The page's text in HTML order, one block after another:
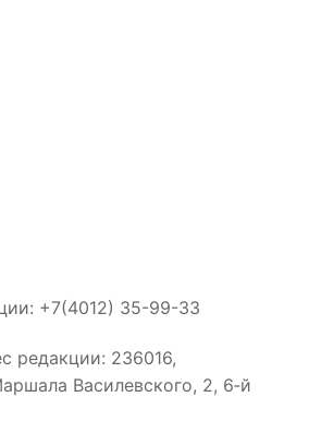
+7(4012) 35-99-33
редакции: 236016,
Василевского, 2, 6‑й